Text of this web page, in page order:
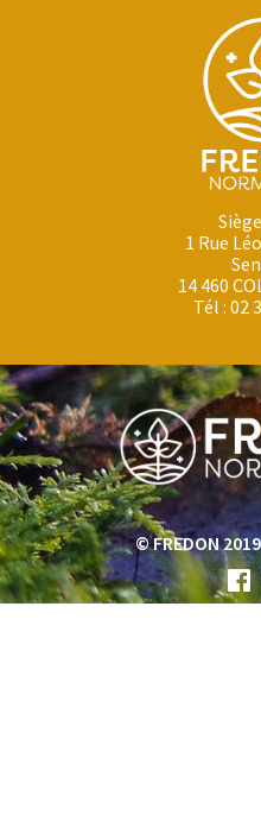
1 Rue
14 460
Tél : 02
© FREDON